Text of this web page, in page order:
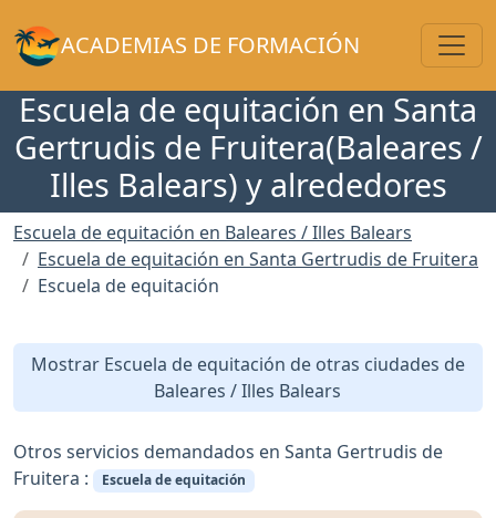
ACADEMIAS DE FORMACIÓN
Escuela de equitación en Santa
Gertrudis de Fruitera(Baleares /
Illes Balears) y alrededores
Escuela de equitación en Baleares / Illes Balears
Escuela de equitación en Santa Gertrudis de Fruitera
Escuela de equitación
Mostrar Escuela de equitación de otras ciudades de
Baleares / Illes Balears
Otros servicios demandados en Santa Gertrudis de
Fruitera :
Escuela de equitación